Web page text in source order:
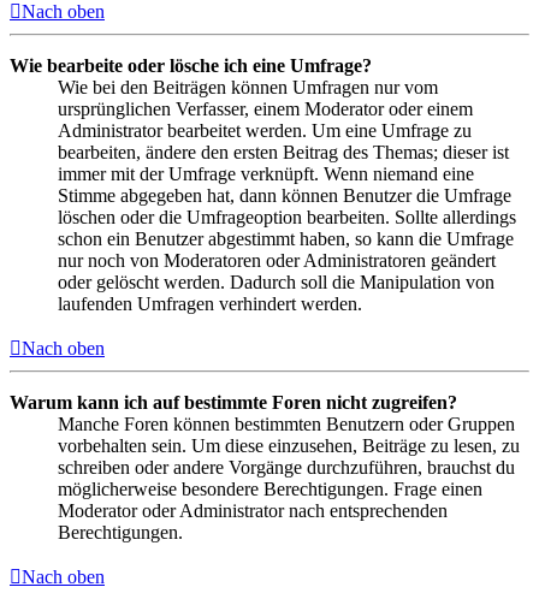
Nach oben
Wie bearbeite oder lösche ich eine Umfrage?
Wie bei den Beiträgen können Umfragen nur vom
ursprünglichen Verfasser, einem Moderator oder einem
Administrator bearbeitet werden. Um eine Umfrage zu
bearbeiten, ändere den ersten Beitrag des Themas; dieser ist
immer mit der Umfrage verknüpft. Wenn niemand eine
Stimme abgegeben hat, dann können Benutzer die Umfrage
löschen oder die Umfrageoption bearbeiten. Sollte allerdings
schon ein Benutzer abgestimmt haben, so kann die Umfrage
nur noch von Moderatoren oder Administratoren geändert
oder gelöscht werden. Dadurch soll die Manipulation von
laufenden Umfragen verhindert werden.
Nach oben
Warum kann ich auf bestimmte Foren nicht zugreifen?
Manche Foren können bestimmten Benutzern oder Gruppen
vorbehalten sein. Um diese einzusehen, Beiträge zu lesen, zu
schreiben oder andere Vorgänge durchzuführen, brauchst du
möglicherweise besondere Berechtigungen. Frage einen
Moderator oder Administrator nach entsprechenden
Berechtigungen.
Nach oben